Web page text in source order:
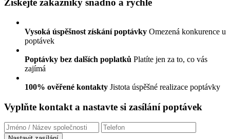
Získejte zákazníky snadno a rychle
Vysoká úspěšnost získání poptávky Omezená konkurence u
poptávek
Poptávky bez dalších poplatků Platíte jen za to, co vás
zajímá
100% ověřené kontakty Jistota úspěšné realizace poptávky
Vyplňte kontakt a nastavte si zasílání poptávek